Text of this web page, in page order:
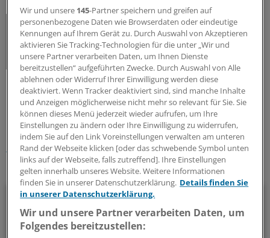
Schreiben Sie dem Autor:
thomas.hommel@springer.com
0
Schlagworte:
Prävention Klinik-Management Corona
Ihr Newsletter zum Thema
Politik & Debatte
Mit diesem Newsletter blicken Sie hinter das tägliche
Wir und unsere 145-Partner speichern und greifen auf
personenbezogene Daten wie Browserdaten oder eindeutige
Kennungen auf Ihrem Gerät zu. Durch Auswahl von Akzeptieren
aktivieren Sie Tracking-Technologien für die unter „Wir und
unsere Partner verarbeiten Daten, um Ihnen Dienste
bereitzustellen“ aufgeführten Zwecke. Durch Auswahl von Alle
ablehnen oder Widerruf Ihrer Einwilligung werden diese
deaktiviert. Wenn Tracker deaktiviert sind, sind manche Inhalte
und Anzeigen möglicherweise nicht mehr so relevant für Sie. Sie
können dieses Menü jederzeit wieder aufrufen, um Ihre
Einstellungen zu ändern oder Ihre Einwilligung zu widerrufen,
indem Sie auf den Link Voreinstellungen verwalten am unteren
Rand der Webseite klicken [oder das schwebende Symbol unten
links auf der Webseite, falls zutreffend]. Ihre Einstellungen
gelten innerhalb unseres Website. Weitere Informationen
finden Sie in unserer Datenschutzerklärung. Details finden Sie
in unserer Datenschutzerklärung.
Wir und unsere Partner verarbeiten Daten, um
Folgendes bereitzustellen: